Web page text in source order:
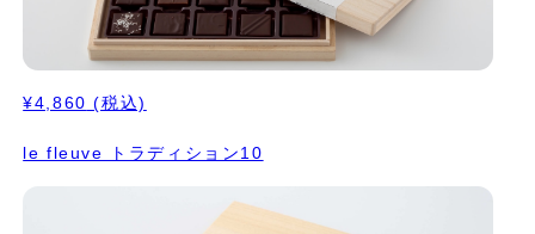
¥4,860 (税込)
le fleuve トラディション10